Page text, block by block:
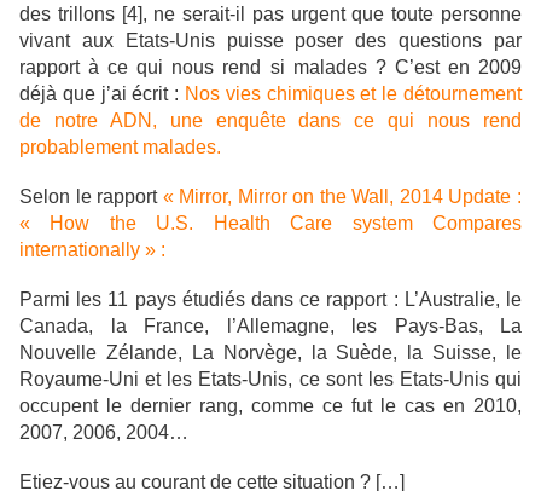
des trillons [4], ne serait-il pas urgent que toute personne
vivant aux Etats-Unis puisse poser des questions par
rapport à ce qui nous rend si malades ? C’est en 2009
déjà que j’ai écrit : Nos vies chimiques et le détournement
de notre ADN, une enquête dans ce qui nous rend
probablement malades.
Selon le rapport « Mirror, Mirror on the Wall, 2014 Update :
« How the U.S. Health Care system Compares
internationally » :
Parmi les 11 pays étudiés dans ce rapport : L’Australie, le
Canada, la France, l’Allemagne, les Pays-Bas, La
Nouvelle Zélande, La Norvège, la Suède, la Suisse, le
Royaume-Uni et les Etats-Unis, ce sont les Etats-Unis qui
occupent le dernier rang, comme ce fut le cas en 2010,
2007, 2006, 2004…
Etiez-vous au courant de cette situation ? […]